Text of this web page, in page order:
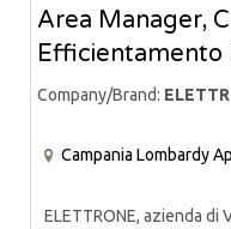
Area Manager,
Efficientamento
Company/Brand:
Campania Lombardy
ELETTRONE, azienda